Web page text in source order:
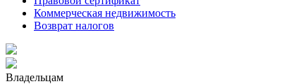
Коммерческая недвижимость
Возврат налогов
Владельцам